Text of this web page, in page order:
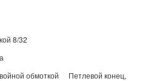
8/32
обмоткой
Петлевой конец,